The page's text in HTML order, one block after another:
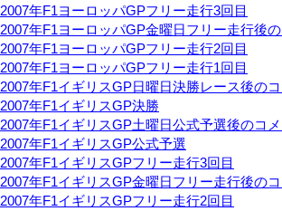
2007年F1ヨーロッパGPフリー走行3回目
2007年F1ヨーロッパGP金曜日フリー走行後
2007年F1ヨーロッパGPフリー走行2回目
2007年F1ヨーロッパGPフリー走行1回目
2007年F1イギリスGP日曜日決勝レース後の
2007年F1イギリスGP決勝
2007年F1イギリスGP土曜日公式予選後のコ
2007年F1イギリスGP公式予選
2007年F1イギリスGPフリー走行3回目
2007年F1イギリスGP金曜日フリー走行後の
2007年F1イギリスGPフリー走行2回目